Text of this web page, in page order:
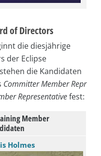
of Directors
die diesjährige
der Eclipse
die Kandidaten
Committer Member Repr
Representativefest:
Member
Holmes